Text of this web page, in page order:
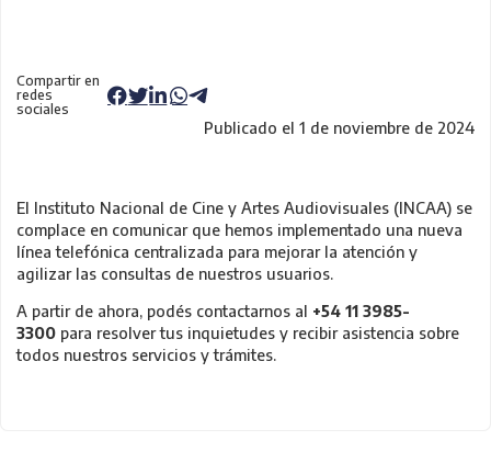
Compartir en
redes
sociales
Publicado el 1 de noviembre de 2024
El Instituto Nacional de Cine y Artes Audiovisuales (INCAA) se
complace en comunicar que hemos implementado una nueva
línea telefónica centralizada para mejorar la atención y
agilizar las consultas de nuestros usuarios.
A partir de ahora, podés contactarnos al +54 113985-
3300 para resolver tus inquietudes y recibir asistencia sobre
todos nuestros servicios y trámites.